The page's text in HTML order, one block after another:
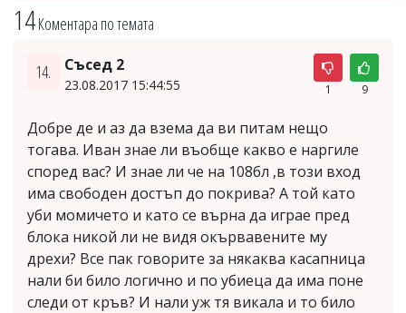
14Коментара по темата
14. Съсед 2
23.08.2017 15:44:55 1 9
Добре де и аз да взема да ви питам нещо
тогава. Иван знае ли въобще какво е наргиле
според вас? И знае ли че на 108бл ,в този вход
има свободен достъп до покрива? А той като
уби момичето и като се върна да играе пред
блока никой ли не видя окървавените му
дрехи? Все пак говорите за някаква касапница
нали би било логично и по убиеца да има поне
следи от кръв? И нали уж тя викала и то било